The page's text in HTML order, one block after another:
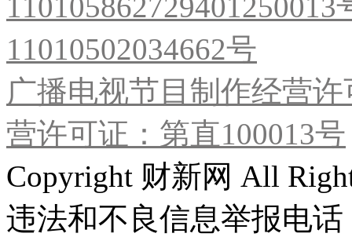
11010502034662号
广播电视节目制作经营
营许可证：第直100013号
Copyright 财新网 All
违法和不良信息举报电